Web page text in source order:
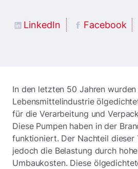
LinkedIn Facebook
In den letzten 50 Jahren
Lebensmittelindustrie
für die Verarbeitung und
Diese Pumpen haben in der
funktioniert. Der Nachteil dieser
jedoch die Belastung durch
Umbaukosten. Diese